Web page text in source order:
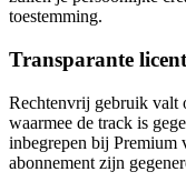
toestemming.
Transparante
Rechtenvrij gebruik valt
waarmee de track is
inbegrepen bij Premium
abonnement zijn